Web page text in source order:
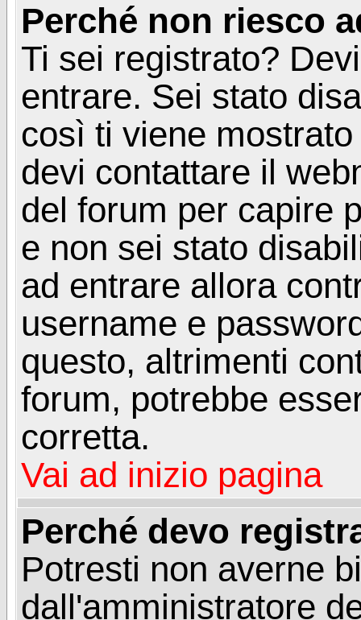
Perché non riesco
Ti sei registrato?
entrare. Sei stato
così ti viene
devi contattare il
del forum per capire
e non sei stato
ad entrare allora
username e
questo, altrimenti
forum, potrebbe
corretta.
Vai ad inizio pagina
Perché devo
Potresti non averne
dall'amministratore